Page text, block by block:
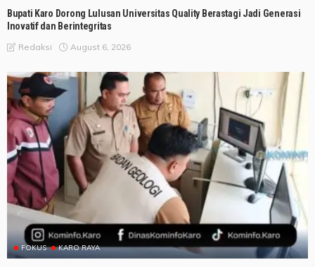
Bupati Karo Dorong Lulusan Universitas Quality Berastagi Jadi Generasi
Inovatif dan Berintegritas
Redaksi August 6, 2026
FOKUS KARO RAYA